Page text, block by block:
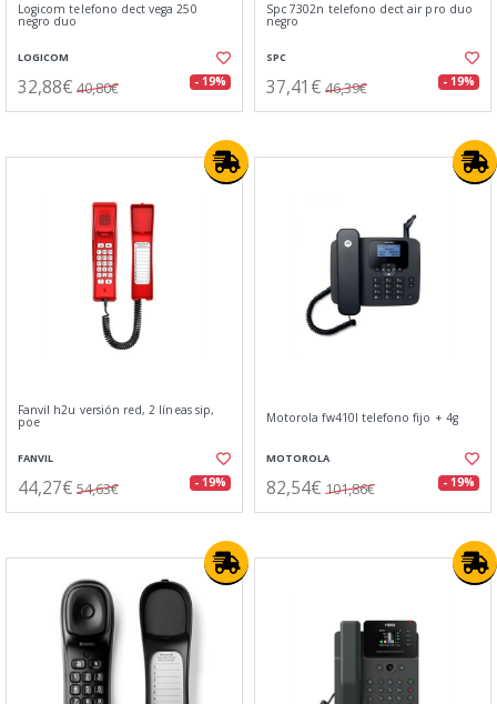
Logicom telefono dect vega 250
negro duo
LOGICOM
32,88€ 40,80€ - 19%
Spc 7302n telefono dect air pro duo
negro
SPC
37,41€ 46,39€ - 19%
Fanvil h2u versión red, 2 líneas sip,
poe
FANVIL
44,27€ 54,63€ - 19%
Motorola fw410l telefono fijo + 4g
MOTOROLA
82,54€ 101,86€ - 19%